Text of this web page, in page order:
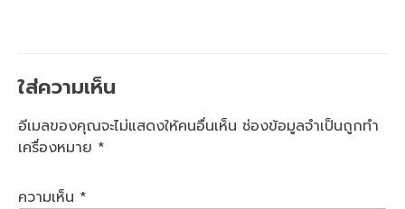
ใส่ความเห็น
อีเมลของคุณจะไม่แสดงให้คนอื่นเห็น ช่องข้อมูลจำเป็นถูกทำ
เครื่องหมาย *
ความเห็น *